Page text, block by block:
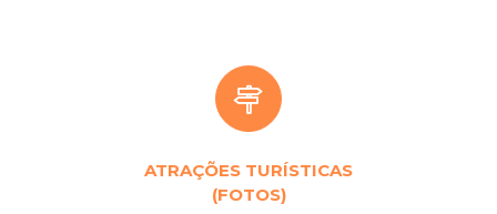
ATRAÇÕES TURÍSTICAS
(FOTOS)